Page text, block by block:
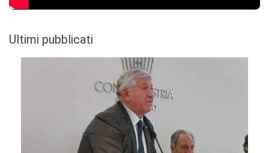
Ultimi pubblicati